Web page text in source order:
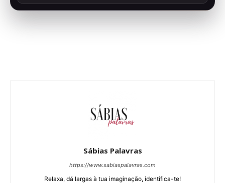
Sábias Palavras
https://www.sabiaspalavras.com
Relaxa, dá largas à tua imaginação, identifica-te!